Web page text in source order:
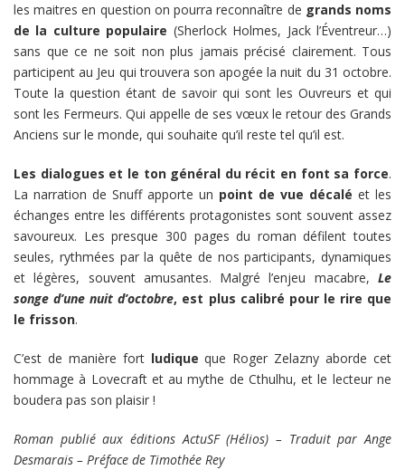
les maitres en question on pourra reconnaître de grands noms
de la culture populaire (Sherlock Holmes, Jack l’Éventreur…)
sans que ce ne soit non plus jamais précisé clairement. Tous
participent au Jeu qui trouvera son apogée la nuit du 31 octobre.
Toute la question étant de savoir qui sont les Ouvreurs et qui
sont les Fermeurs. Qui appelle de ses vœux le retour des Grands
Anciens sur le monde, qui souhaite qu’il reste tel qu’il est.
Les dialogues et le ton général du récit en font sa force.
La narration de Snuff apporte un point de vue décalé et les
échanges entre les différents protagonistes sont souvent assez
savoureux. Les presque 300 pages du roman défilent toutes
seules, rythmées par la quête de nos participants, dynamiques
et légères, souvent amusantes. Malgré l’enjeu macabre, Le
songe d’une nuit d’octobre, est plus calibré pour le rire que
le frisson.
C’est de manière fort ludique que Roger Zelazny aborde cet
hommage à Lovecraft et au mythe de Cthulhu, et le lecteur ne
boudera pas son plaisir !
Roman publié aux éditions ActuSF (Hélios) – Traduit par Ange
Desmarais – Préface de Timothée Rey